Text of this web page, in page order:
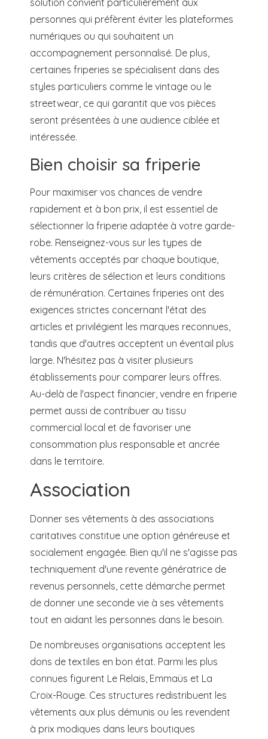
solution convient particulièrement aux
personnes qui préfèrent éviter les plateformes
numériques ou qui souhaitent un
accompagnement personnalisé. De plus,
certaines friperies se spécialisent dans des
styles particuliers comme le vintage ou le
streetwear, ce qui garantit que vos pièces
seront présentées à une audience ciblée et
intéressée.
Bien choisir sa friperie
Pour maximiser vos chances de vendre
rapidement et à bon prix, il est essentiel de
sélectionner la friperie adaptée à votre garde-
robe. Renseignez-vous sur les types de
vêtements acceptés par chaque boutique,
leurs critères de sélection et leurs conditions
de rémunération. Certaines friperies ont des
exigences strictes concernant l'état des
articles et privilégient les marques reconnues,
tandis que d'autres acceptent un éventail plus
large. N'hésitez pas à visiter plusieurs
établissements pour comparer leurs offres.
Au-delà de l'aspect financier, vendre en friperie
permet aussi de contribuer au tissu
commercial local et de favoriser une
consommation plus responsable et ancrée
dans le territoire.
Association
Donner ses vêtements à des associations
caritatives constitue une option généreuse et
socialement engagée. Bien qu'il ne s'agisse pas
techniquement d'une revente génératrice de
revenus personnels, cette démarche permet
de donner une seconde vie à ses vêtements
tout en aidant les personnes dans le besoin.
De nombreuses organisations acceptent les
dons de textiles en bon état. Parmi les plus
connues figurent Le Relais, Emmaüs et La
Croix-Rouge. Ces structures redistribuent les
vêtements aux plus démunis ou les revendent
à prix modiques dans leurs boutiques